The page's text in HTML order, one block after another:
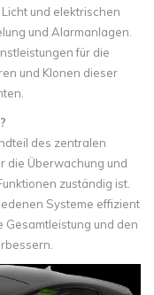
und elektrischen
und Alarmanlagen.
für die
und Klonen dieser
des zentralen
die Überwachung und
zuständig ist.
Systeme effizient
Gesamtleistung und den